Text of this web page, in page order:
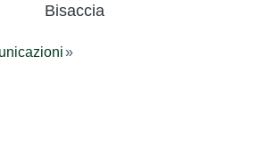
Bisaccia